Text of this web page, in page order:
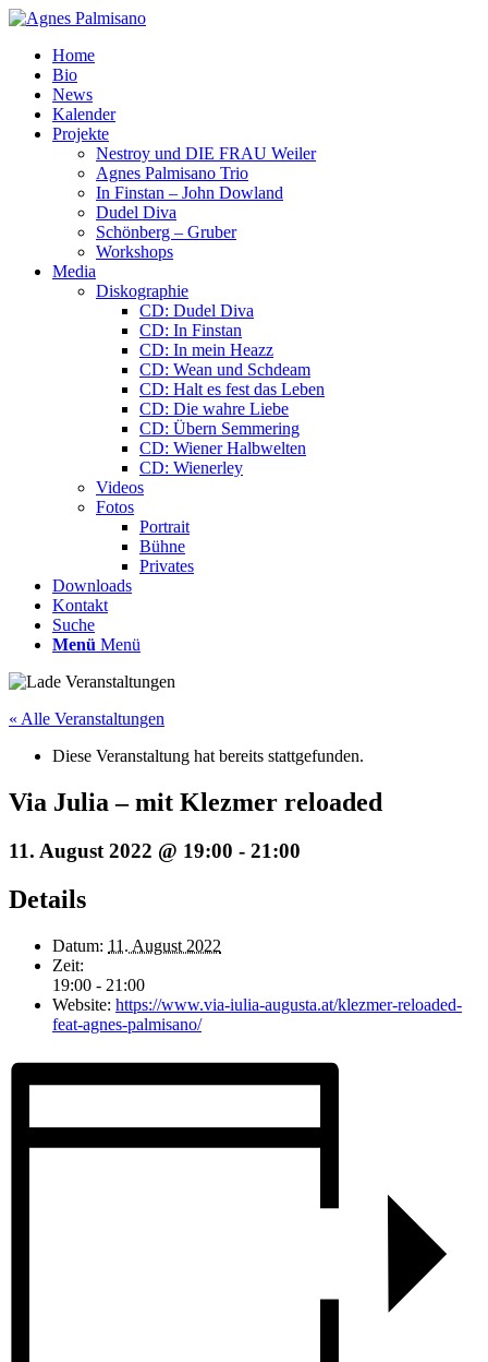
Home
Bio
News
Kalender
Projekte
Nestroy und DIE FRAU Weiler
Agnes Palmisano Trio
In Finstan – John Dowland
Dudel Diva
Schönberg – Gruber
Workshops
Media
Diskographie
CD: Dudel Diva
CD: In Finstan
CD: In mein Heazz
CD: Wean und Schdeam
CD: Halt es fest das Leben
CD: Die wahre Liebe
CD: Übern Semmering
CD: Wiener Halbwelten
CD: Wienerley
Videos
Fotos
Portrait
Bühne
Privates
Downloads
Kontakt
Suche
Menü Menü
« Alle Veranstaltungen
Diese Veranstaltung hat bereits stattgefunden.
Via Julia – mit Klezmer reloaded
11. August 2022 @ 19:00 - 21:00
Details
Datum: 11. August 2022
Zeit:
19:00 - 21:00
Website: https://www.via-iulia-augusta.at/klezmer-reloaded-
feat-agnes-palmisano/